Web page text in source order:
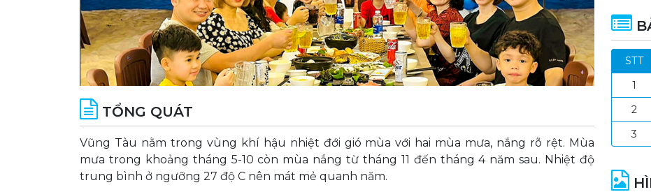
TỔNG QUÁT
Vũng Tàu nằm trong vùng khí hậu nhiệt đới gió mùa với hai mùa mưa, nắng rõ rệt. Mùa
mưa trong khoảng tháng 5-10 còn mùa nắng từ tháng 11 đến tháng 4 năm sau. Nhiệt độ
trung bình ở ngưỡng 27 độ C nên mát mẻ quanh năm.
STT
1
2
3